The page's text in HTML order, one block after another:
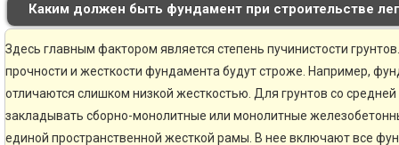
Каким должен быть фундамент при строительстве
Здесь главным фактором является степень пучинистости
прочности и жесткости фундамента будут строже. Например,
отличаются слишком низкой жесткостью. Для грунтов со
закладывать сборно-монолитные или монолитные
единой пространственной жесткой рамы. В нее включают все